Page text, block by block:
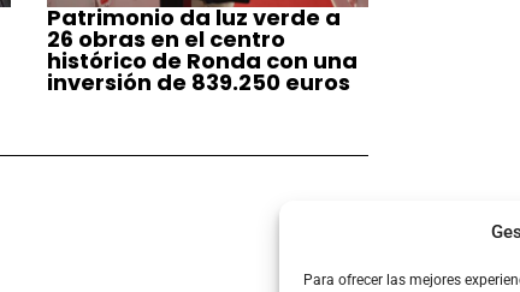
Para ofrecer las mejores
Patrimonio da luz verde a
26 obras en el centro
histórico de Ronda con una
inversión de 839.250 euros